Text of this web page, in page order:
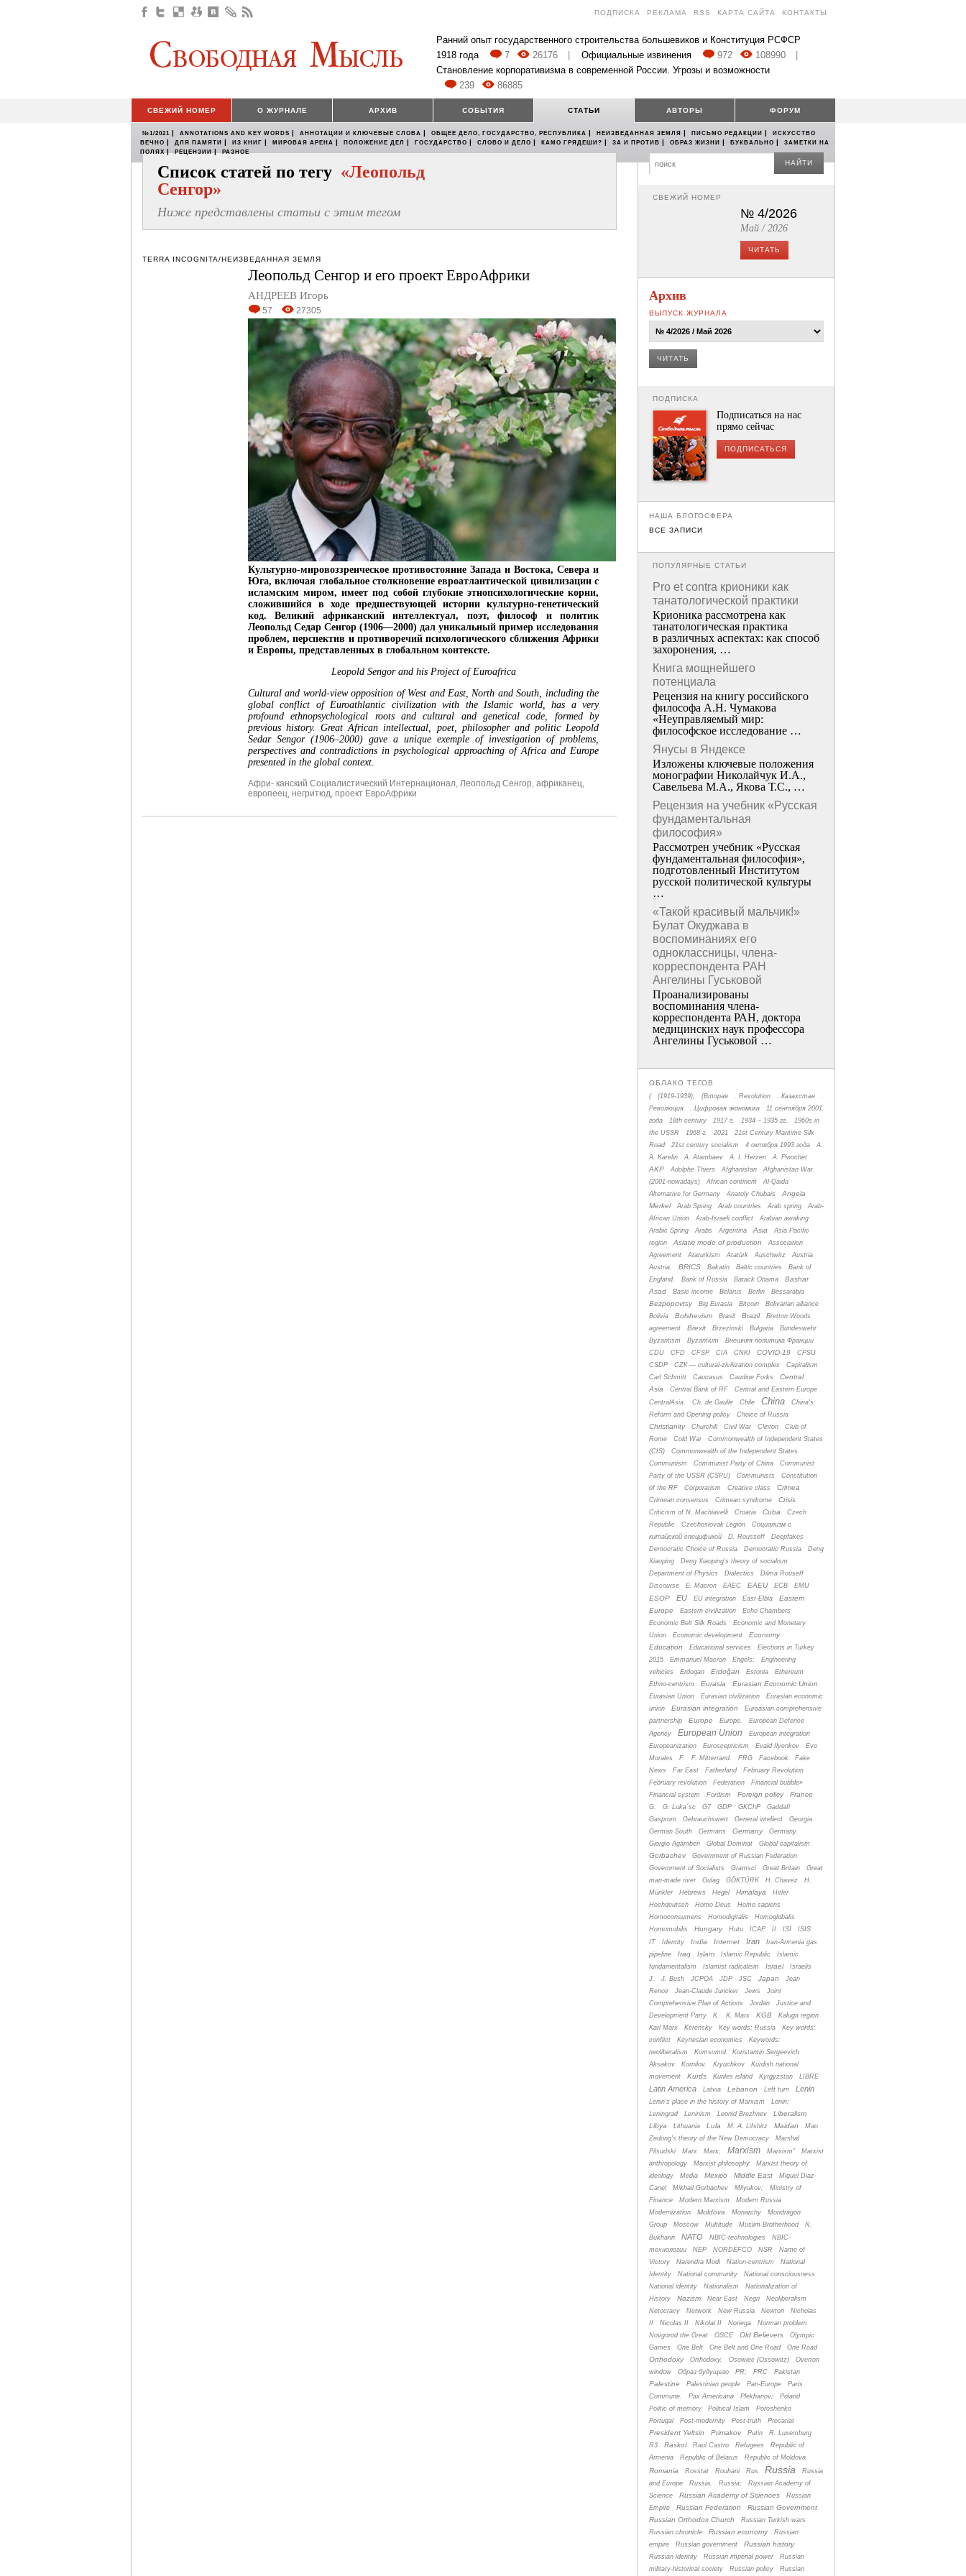
ПОДПИСКА РЕКЛАМА RSS КАРТА САЙТА КОНТАКТЫ
Ранний опыт государственного строительства большевиков и Конституция РСФСР
1918 года
7 26176 Официальные извинения 972 108990
Становление корпоративизма в современной России. Угрозы и возможности
239
86885
СВЕЖИЙ НОМЕР О ЖУРНАЛЕ АРХИВ СОБЫТИЯ СТАТЬИ АВТОРЫ ФОРУМ
№1/2021 | ANNOTATIONS AND KEY WORDS | АННОТАЦИИ И КЛЮЧЕВЫЕ СЛОВА | ОБЩЕЕ ДЕЛО, ГОСУДАРСТВО, РЕСПУБЛИКА | НЕИЗВЕДАННАЯ ЗЕМЛЯ | ПИСЬМО РЕДАКЦИИ |
ИСКУССТВО
ВЕЧНО | ДЛЯ ПАМЯТИ | ИЗ КНИГ | МИРОВАЯ АРЕНА | ПОЛОЖЕНИЕ ДЕЛ | ГОСУДАРСТВО | СЛОВО И ДЕЛО | КАМО ГРЯДЕШИ? | ЗА И ПРОТИВ | ОБРАЗ ЖИЗНИ | БУКВАЛЬНО |
ЗАМЕТКИ НА
ПОЛЯХ | РЕЦЕНЗИИ | РАЗНОЕ
Список статей по тегу «Леопольд
Сенгор»
Ниже представлены статьи с этим тегом
TERRA INCOGNITA/НЕИЗВЕДАННАЯ ЗЕМЛЯ
Леопольд Сенгор и его проект ЕвроАфрики
АНДРЕЕВ Игорь
57 27305
Культурно-мировоззренческое противостояние Запада и Востока, Севера и
Юга, включая глобальное столкновение евроатлантической цивилизации с
исламским миром, имеет под собой глубокие этнопсихологические корни,
сложившийся в ходе предшествующей истории культурно-генетический
код. Великий африканский интеллектуал, поэт, философ и политик
Леопольд Седар Сенгор (1906—2000) дал уникальный пример исследования
проблем, перспектив и противоречий психологического сближения Африки
и Европы, представленных в глобальном контексте.
Leopold Sengor and his Project of Euroafrica
Cultural and world-view opposition of West and East, North and South, including the
global conflict of Euroathlantic civilization with the Islamic world, has a very
profound ethnopsychological roots and cultural and genetical code, formed by
previous history. Great African intellectual, poet, philosopher and politic Leopold
Sedar Sengor (1906–2000) gave a unique exemple of investigation of problems,
perspectives and contradictions in psychological approaching ofAfrica and Europe
presented in the global context.
Афри- канский Социалистический Интернационал, Леопольд Сенгор, африканец,
европеец, негритюд, проект ЕвроАфрики
НАЙТИ
СВЕЖИЙ НОМЕР
№ 4/2026
Май / 2026
ЧИТАТЬ
Архив
ВЫПУСК ЖУРНАЛА
ЧИТАТЬ
ПОДПИСКА
Подписаться на нас
прямо сейчас
ПОДПИСАТЬСЯ
НАША БЛОГОСФЕРА
ВСЕ ЗАПИСИ
ПОПУЛЯРНЫЕ СТАТЬИ
Pro et contra крионики как
танатологической практики
Крионика рассмотрена как
танатологическая практика
в различных аспектах: как способ
захоронения, …
Книга мощнейшего
потенциала
Рецензия на книгу российского
философа А.Н. Чумакова
«Неуправляемый мир:
философское исследование …
Янусы в Яндексе
Изложены ключевые положения
монографии Николайчук И.А.,
Савельева М.А., Якова Т.С., …
Рецензия на учебник «Русская
фундаментальная
философия»
Рассмотрен учебник «Русская
фундаментальная философия»,
подготовленный Институтом
русской политической культуры
…
«Такой красивый мальчик!»
Булат Окуджава в
воспоминаниях его
одноклассницы, члена-
корреспондента РАН
Ангелины Гуськовой
Проанализированы
воспоминания члена­
корреспондента РАН, доктора
медицинских наук профессора
Ангелины Гуськовой …
ОБЛАКО ТЕГОВ
( (1919-1939); (Вторая . Revolution . Казахстан
.
Революция
. Цифровая экономика
11 сентября 2001
года
18th century 1917 г. 1934 – 1935 гг.
1960s in
the USSR
1968 г. 2021
21st Century Maritime Silk
Road
21st century socialism 4 октября 1993 года
A.
A. Karelin
A. Atambaev A. I. Herzen A. Pinochet
AKP Adolphe Thiers Afghanistan
Afghanistan War
(2001-nowadays)
African continent
Al-Qaida
Alternative for Germany
Anatoly Chubais
Angela
Merkel
Arab Spring Arab countries Arab spring
Arab-
African Union
Arab-Israeli conflict
Arabian awaking
Arabic Spring
Arabs Argentina Asia
Asia Pacific
region
Asiatic mode of production
Association
Agreement
Ataturkism Atatürk Auschwitz
Austria
Austria.
BRICS Bakatin Baltic countries
Bank of
England.
Bank of Russia Barack Obama
Bashar
Asad
Basic income Belarus Berlin Bessarabia
Bezpopovtsy Big Eurasia Bitcoin
Bolivarian alliance
Bolivia
Bolshevism Brasil Brazil
Bretton Woods
agreement
Brexit Brzezinski Bulgaria
Bundeswehr
Byzantism
Byzantium
Bнешняя политика Франции
CDU
CFD CFSP CIA CNKI COVID-19
CPSU
CSDP
CZК — cultural-zivilization complex
Capitalism
Carl Schmitt
Caucasus Caudine Forks
Central
Asia
Central Bank of RF
Central and Eastern Europe
CentralAsia.
Ch. de Gaulle Chile China
China's
Reform and Opening policy
Choice of Russia
Christianity Churchill Civil War Clinton
Club of
Rome
Cold War
Commonwealth of Independent States
(CIS)
Commonwealth of the Independent States
Communism
Communist Party of China
Communist
Party of the USSR (CSPU)
Communists
Constitution
of the RF
Corporatism Creative class Crimea
Crimean consensus Crimean syndrome Crisis
Criticism of N. Machiavelli Croatia Cuba
Czech
Republic
Czechoslovak Legion
Cоциализм с
китайской спецификой
D. Rousseff
Deepfakes
Democratic Choice of Russia
Democratic Russia
Deng
Xiaoping
Deng Xiaoping's theory of socialism
Department of Physics
Dialectics
Dilma Rouseff
Discourse
E. Macron EAEC EAEU ECB EMU
ESOP EU EU integration East-Elbia
Eastern
Europe
Eastern civilization
Echo Chambers
Economic Belt Silk Roads
Economic and Monetary
Union
Economic development
Economy
Education
Educational services
Elections in Turkey
2015
Emmanuel Macron Engels;
Engineering
vehicles
Erdogan Erdoğan Estonia
Ethereum
Ethno-centrism
Eurasia Eurasian Economic Union
Eurasian Union Eurasian civilization
Eurasian economic
union
Eurasian integration
Euroasian comprehensive
partnership
Europe Europe.
European Defence
Agency
European Union
European integration
Europeanization
Euroscepticism Evald Ilyenkov
Evo
Morales
F. F. Mitterrand. FRG Facebook
Fake
News
Far East Fatherland
February Revolution
February revolution
Federation
Financial bubble»
Financial system
Fordism Foreign policy France
G. G. Luka´sc G7 GDP GKChP
Gaddafi
Gasprom
Gebrauchswert General intellect
Georgia
German South
Germans Germany
Germany.
Giorgio Agamben
Global Dominat Global capitalism
Gorbachev
Government of Russian Federation
Government of Socialists
Gramsci Great Britain
Great
man-made river
Gulag GÖKTÜRK H. Chavez
H.
Münkler
Hebrews Hegel Himalaya
Hitler
Hochdeutsch
Homo Deus
Homo sapiens
Homoconsumens
Homodigitalis
Homoglobalis
Homomobilis
Hungary Hutu ICAP II ISI
ISIS
IT
Identity India Internet Iran
Iran-Armenia gas
pipeline
Iraq Islam Islamic Republic
Islamic
fundamentalism
Islamist radicalism Israel
Israelis
J.
J. Bush JCPOA JDP JSC Japan
Jean
Renoir
Jean-Claude Juncker Jews
Joint
Comprehensive Plan of Actions
Jordan
Justice and
Development Party
K. K. Marx KGB
Kaluga region
Karl Marx
Kerensky Key words: Russia
Key words:
conflict
Keynesian economics
Keywords:
neoliberalism
Komsomol
Konstantin Sergeevich
Aksakov
Kornilov. Kryuchkov
Kurdish national
movement
Kurds Kuriles island Kyrgyzstan LIBRE
Latin America Latvia Lebanon Left turn Lenin
Lenin's place in the history of Marxism
Lenin;
Leningrad
Leninism Leonid Brezhnev
Liberalism
Libya
Lithuania Lula M. A. Lifshitz Maidan
Mao
Zedong's theory of the New Democracy
Marshal
Pilsudski
Marx Marx; Marxism Marxism”
Marxist
anthropology
Marxist philosophy
Marxist theory of
ideology
Media Mexico Middle East
Miguel Diaz-
Canel
Mikhail Gorbachev Milyukov;
Ministry of
Finance
Modern Marxism
Modern Russia
Modernization
Moldova Monarchy
Mondragon
Group
Moscow Multitude Muslim Brotherhood
N.
Bukharin
NATO NBIC-technologies
NBIC-
технологии
NEP NORDEFCO NSR
Name of
Victory
Narendra Modi Nation-centrism
National
Identity
National community
National consciousness
National identity
Nationalism
Nationalization of
History
Nazism Near East Negri
Neoliberalism
Netocracy
Network New Russia Newton
Nicholas
II
Nicolas II Nikolai II Noriega
Norman problem
Novgorod the Great
OSCE Old Believers
Olympic
Games
One Belt One Belt and One Road One Road
Orthodoxy Orthodoxy. Osowiec (Ossowitz)
Overton
window
Oбраз будущего PR; PRC Pakistan
Palestine Palestinian people Pan-Europe
Paris
Commune.
Pax Americana Plekhanov;
Poland
Politic of memory
Political Islam
Poroshenko
Portugal
Post-modernity Post-truth Precariat
President Yeltsin Primakov Putin
R. Luxemburg
R3
Raskol Raul Castro Refugees
Republic of
Armenia
Republic of Belarus Republic of Moldova
Romania Rosstat Rouhani Rus Russia
Russia
and Europe
Russia. Russia;
Russian Academy of
Science
Russian Academy of Sciences
Russian
Empire
Russian Federation
Russian Government
Russian Orthodox Church
Russian Turkish wars
Russian chronicle
Russian economy
Russian
empire
Russian government Russian history
Russian identity Russian imperial power
Russian
military-historical society
Russian policy Russian